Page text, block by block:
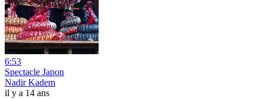
6:53
Spectacle Japon
Nadir Kadem
il y a 14 ans